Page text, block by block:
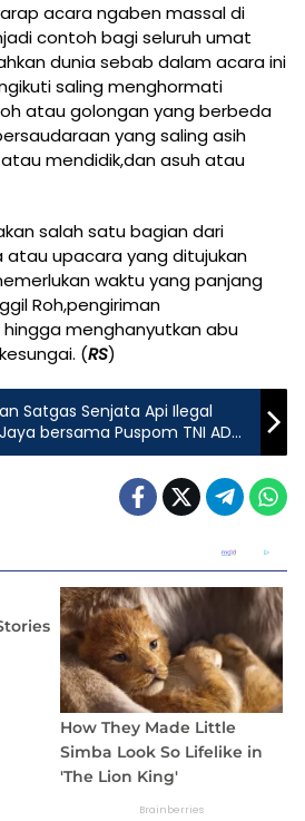
acara ngaben massal di
contoh bagi seluruh umat
dunia sebab dalam acara ini
saling menghormati
atau golongan yang berbeda
yang saling asih
mendidik,dan asuh atau
salah satu bagian dari
upacara yang ditujukan
waktu yang panjang
Roh,pengiriman
menghanyutkan abu
(RS)
Satgas Senjata Api Ilegal
bersama Puspom TNI AD
Penjualan Senpi Ilegal